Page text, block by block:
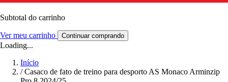
Subtotal do carrinho
Ver meu carrinho Continuar comprando
Loading...
Início
/ Casaco de fato de treino para desporto AS Monaco Arminzip